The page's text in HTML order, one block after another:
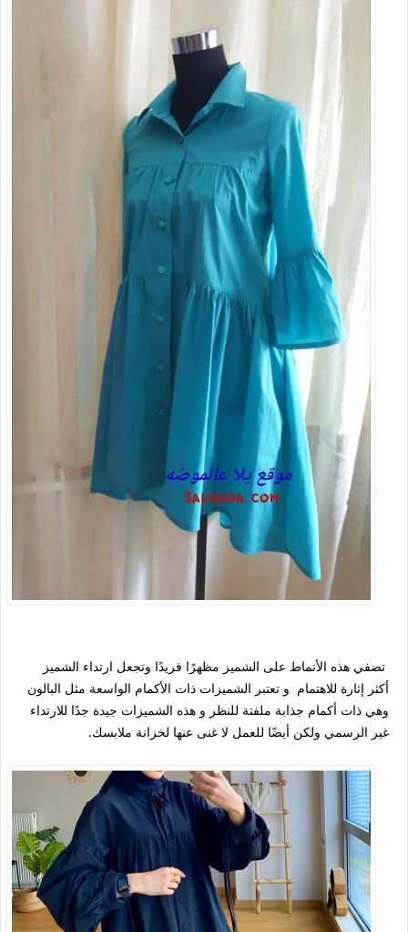
تضفي هذه الأنماط على الشميز مظهرًا فريدًا وتجعل ارتداء الشميز
أكثر إثارة للاهتمام و تعتبر الشميزات ذات الأكمام الواسعة مثل البالون
وهي ذات أكمام جذابة ملفتة للنظر و هذه الشميزات جيدة جدًا للارتداء
غير الرسمي ولكن أيضًا للعمل لا غنى عنها لخزانة ملابسك.